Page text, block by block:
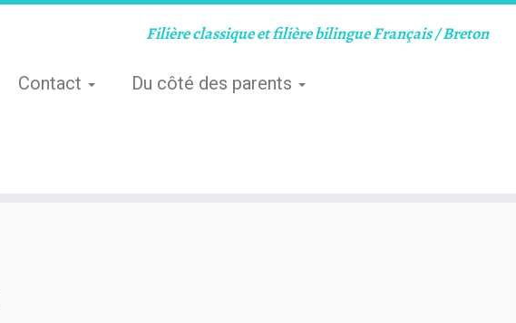
Filière classique et filière bilingue Français / Breton
Contact Du côté des parents